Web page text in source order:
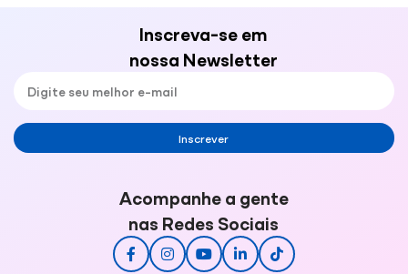
Inscreva-se em
nossa Newsletter
Inscrever
Acompanhe a gente
nas Redes Sociais